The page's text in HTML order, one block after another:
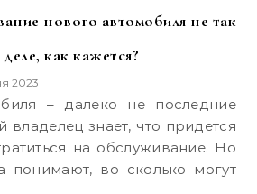
нового автомобиля не так
как кажется?
2023
знает, что придется
на обслуживание. Но
понимают, во сколько могут